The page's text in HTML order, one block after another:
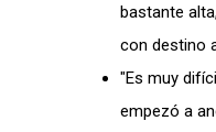
bastante
con destino
"Es muy
empezó a